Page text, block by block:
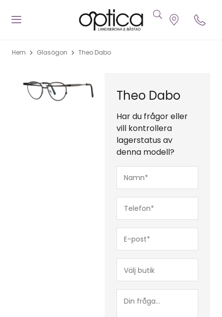
Hem Glasögon Theo Dabo
Theo Dabo
Har du frågor eller
vill kontrollera
lagerstatus av
denna modell?
post*
(Obligatoriskt)
(Obligatoriskt)
fråga...